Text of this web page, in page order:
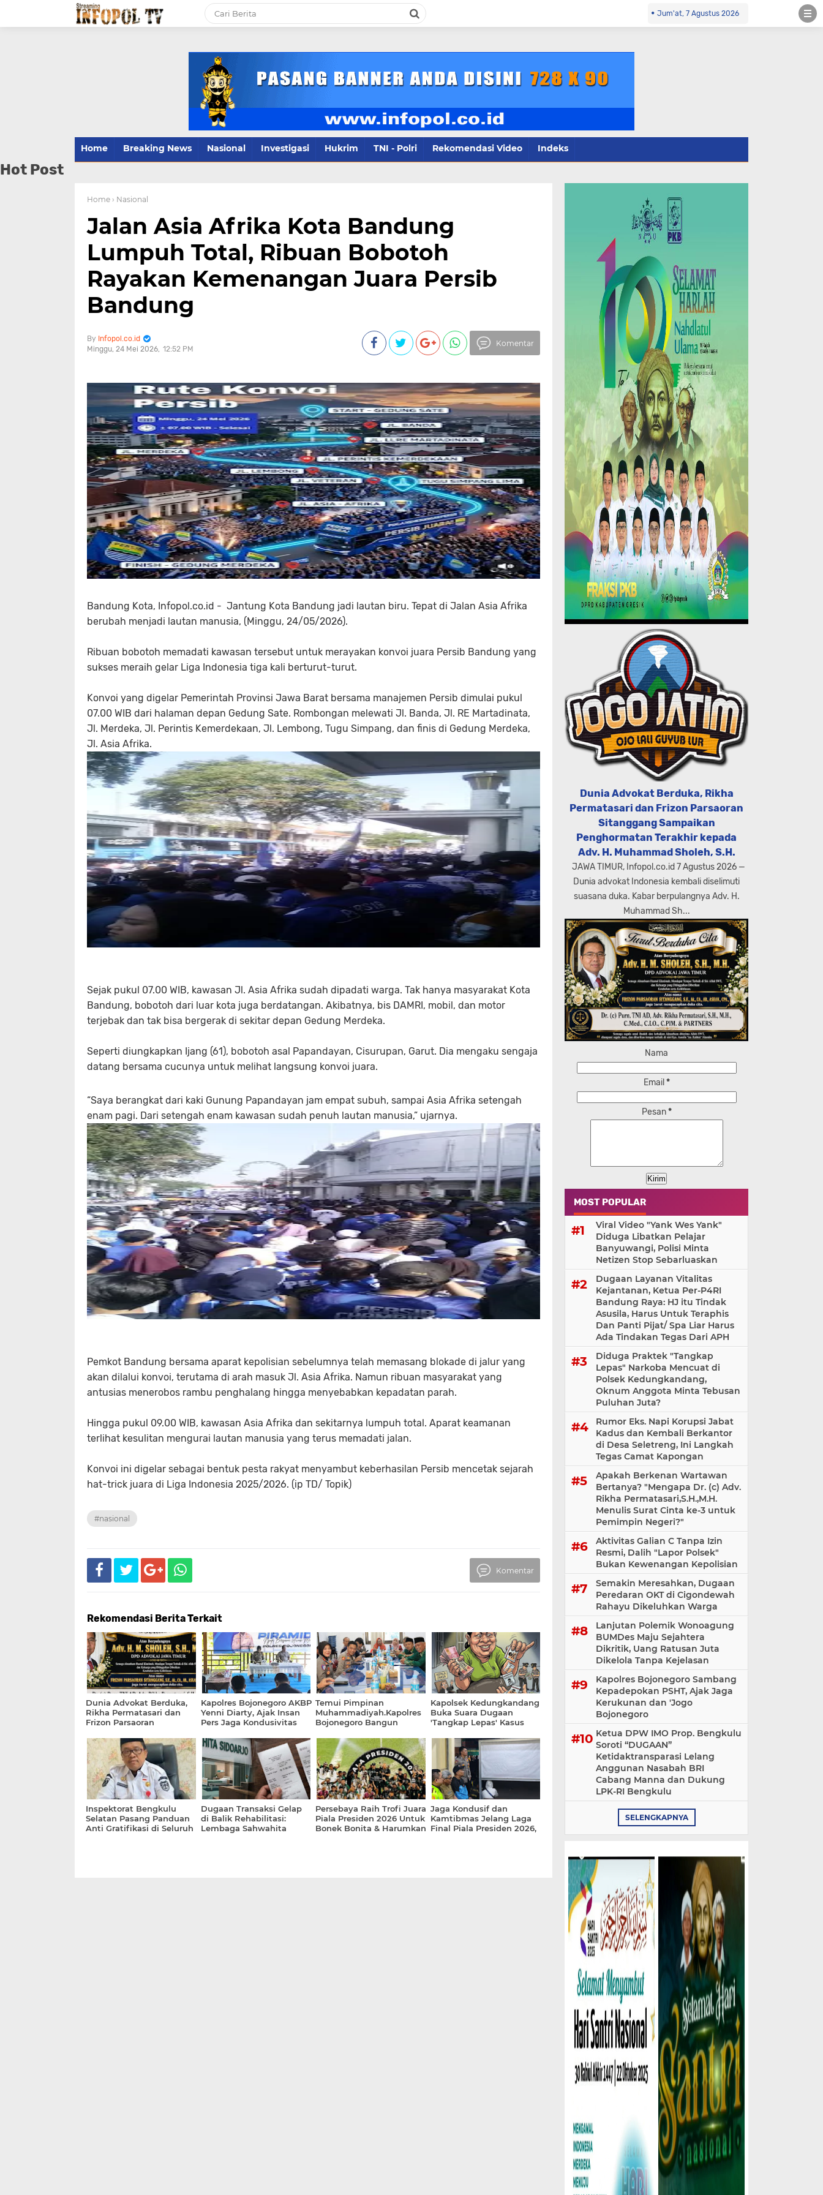
Jum'at, 7 Agustus 2026
Home Breaking News Nasional Investigasi Hukrim TNI - Polri Rekomendasi Video Indeks
Hot Post
Home › Nasional
Jalan Asia Afrika Kota Bandung
Lumpuh Total, Ribuan Bobotoh
Rayakan Kemenangan Juara Persib
Bandung
Infopol.co.id
Minggu, 24 Mei 2026 12:52 PM
Komentar
Bandung Kota, Infopol.co.id - Jantung Kota Bandung jadi lautan biru. Tepat di Jalan Asia Afrika
berubah menjadi lautan manusia, (Minggu, 24/05/2026).
Ribuan bobotoh memadati kawasan tersebut untuk merayakan konvoi juara Persib Bandung yang
sukses meraih gelar Liga Indonesia tiga kali berturut-turut.
Konvoi yang digelar Pemerintah Provinsi Jawa Barat bersama manajemen Persib dimulai pukul
07.00 WIB dari halaman depan Gedung Sate. Rombongan melewati Jl. Banda, Jl. RE Martadinata,
Jl. Merdeka, Jl. Perintis Kemerdekaan, Jl. Lembong, Tugu Simpang, dan finis di Gedung Merdeka,
Jl. Asia Afrika.
Sejak pukul 07.00 WIB, kawasan Jl. Asia Afrika sudah dipadati warga. Tak hanya masyarakat Kota
Bandung, bobotoh dari luar kota juga berdatangan. Akibatnya, bis DAMRI, mobil, dan motor
terjebak dan tak bisa bergerak di sekitar depan Gedung Merdeka.
Seperti diungkapkan Ijang (61), bobotoh asal Papandayan, Cisurupan, Garut. Dia mengaku sengaja
datang bersama cucunya untuk melihat langsung konvoi juara.
“Saya berangkat dari kaki Gunung Papandayan jam empat subuh, sampai Asia Afrika setengah
enam pagi. Dari setengah enam kawasan sudah penuh lautan manusia,” ujarnya.
Pemkot Bandung bersama aparat kepolisian sebelumnya telah memasang blokade di jalur yang
akan dilalui konvoi, terutama di arah masuk Jl. Asia Afrika. Namun ribuan masyarakat yang
antusias menerobos rambu penghalang hingga menyebabkan kepadatan parah.
Hingga pukul 09.00 WIB, kawasan Asia Afrika dan sekitarnya lumpuh total. Aparat keamanan
terlihat kesulitan mengurai lautan manusia yang terus memadati jalan.
Konvoi ini digelar sebagai bentuk pesta rakyat menyambut keberhasilan Persib mencetak sejarah
hat-trick juara di Liga Indonesia 2025/2026. (ip TD/ Topik)
#nasional
Komentar
Rekomendasi Berita Terkait
Dunia Advokat Berduka,
Rikha Permatasari dan
Frizon Parsaoran
Penghormatan Terakhir
kepada Adv. H.
Muhammad Sholeh, S.H.
Kapolres Bojonegoro AKBP
Yenni Diarty, Ajak Insan
Pers Jaga Kondusivitas
Temui Pimpinan
Muhammadiyah.Kapolres
Bojonegoro Bangun
Kondusivitas
Kapolsek Kedungkandang
Buka Suara Dugaan
'Tangkap Lepas' Kasus
Inspektorat Bengkulu
Selatan Pasang Panduan
Anti Gratifikasi di Seluruh
Dugaan Transaksi Gelap
di Balik Rehabilitasi:
Lembaga Sahwahita
Persebaya Raih Trofi Juara
Piala Presiden 2026 Untuk
Bonek Bonita & Harumkan
Jaga Kondusif dan
Kamtibmas Jelang Laga
Final Piala Presiden 2026,
Dunia Advokat Berduka, Rikha
Permatasari dan Frizon Parsaoran
Sitanggang Sampaikan
Penghormatan Terakhir kepada
Adv. H. Muhammad Sholeh, S.H.
JAWA TIMUR, Infopol.co.id 7 Agustus 2026 —
Dunia advokat Indonesia kembali diselimuti
suasana duka. Kabar berpulangnya Adv. H.
Muhammad Sh...
Nama
Email *
Pesan*
MOST POPULAR
Viral Video "Yank Wes Yank"
Diduga Libatkan Pelajar
Banyuwangi, Polisi Minta
Netizen Stop Sebarluaskan
Dugaan Layanan Vitalitas
Kejantanan, Ketua Per-P4RI
Bandung Raya: HJ itu Tindak
Asusila, Harus Untuk Teraphis
Dan Panti Pijat/ Spa Liar Harus
Ada Tindakan Tegas Dari APH
Diduga Praktek "Tangkap
Lepas" Narkoba Mencuat di
Polsek Kedungkandang,
Oknum Anggota Minta Tebusan
Puluhan Juta?
Rumor Eks. Napi Korupsi Jabat
Kadus dan Kembali Berkantor
di Desa Seletreng, Ini Langkah
Tegas Camat Kapongan
Apakah Berkenan Wartawan
Bertanya? "Mengapa Dr. (c) Adv.
Rikha Permatasari,S.H.,M.H.
Menulis Surat Cinta ke-3 untuk
Pemimpin Negeri?"
Aktivitas Galian C Tanpa Izin
Resmi, Dalih "Lapor Polsek"
Bukan Kewenangan Kepolisian
Semakin Meresahkan, Dugaan
Peredaran OKT di Cigondewah
Rahayu Dikeluhkan Warga
Lanjutan Polemik Wonoagung
BUMDes Maju Sejahtera
Dikritik, Uang Ratusan Juta
Dikelola Tanpa Kejelasan
Kapolres Bojonegoro Sambang
Kepadepokan PSHT, Ajak Jaga
Kerukunan dan 'Jogo
Bojonegoro
Ketua DPW IMO Prop. Bengkulu
Soroti “DUGAAN”
Ketidaktransparasi Lelang
Anggunan Nasabah BRI
Cabang Manna dan Dukung
LPK-RI Bengkulu
SELENGKAPNYA